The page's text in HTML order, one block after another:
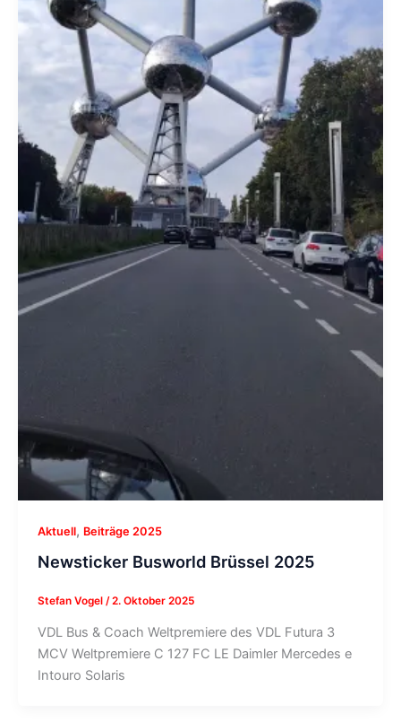
Aktuell, Beiträge 2025
Newsticker Busworld Brüssel 2025
Stefan Vogel /2. Oktober 2025
VDL Bus & Coach Weltpremiere des VDL Futura 3
MCV Weltpremiere C 127 FC LE Daimler Mercedes e
Intouro Solaris